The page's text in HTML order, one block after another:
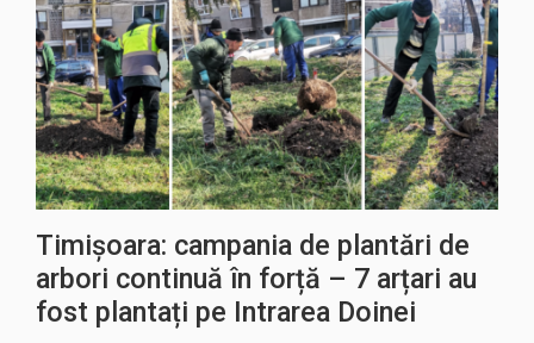
Timișoara: campania de plantări de
arbori continuă în forță – 7 arțari au
fost plantați pe Intrarea Doinei